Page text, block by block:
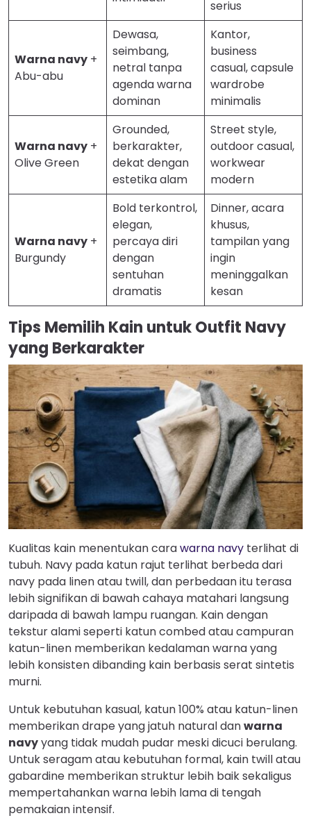
serius
Warna navy +
Abu-abu
Dewasa,
seimbang,
netral tanpa
agenda warna
dominan
Kantor,
business
casual, capsule
wardrobe
minimalis
Warna navy +
Olive Green
Grounded,
berkarakter,
dekat dengan
estetika alam
Street style,
outdoor casual,
workwear
modern
Warna navy +
Burgundy
Bold terkontrol,
elegan,
percaya diri
dengan
sentuhan
dramatis
Dinner, acara
khusus,
tampilan yang
ingin
meninggalkan
kesan
Tips Memilih Kain untuk Outfit Navy
yang Berkarakter
Kualitas kain menentukan carawarna navy terlihat di
tubuh. Navy pada katun rajut terlihat berbeda dari
navy pada linen atau twill, dan perbedaan itu terasa
lebih signifikan di bawah cahaya matahari langsung
daripada di bawah lampu ruangan. Kain dengan
tekstur alami seperti katun combed atau campuran
katun-linen memberikan kedalaman warna yang
lebih konsisten dibanding kain berbasis serat sintetis
murni.
Untuk kebutuhan kasual, katun 100% atau katun-linen
memberikan drape yang jatuh natural danwarna
navyyang tidak mudah pudar meski dicuci berulang.
Untuk seragam atau kebutuhan formal, kain twill atau
gabardine memberikan struktur lebih baik sekaligus
mempertahankan warna lebih lama di tengah
pemakaian intensif.